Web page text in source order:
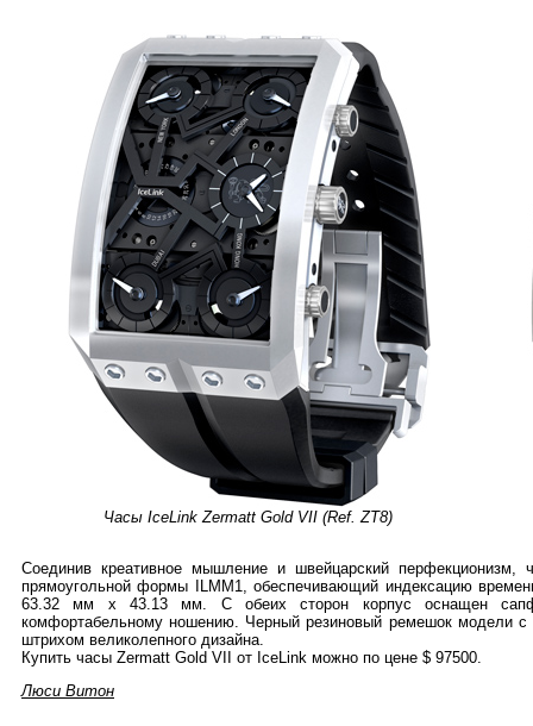
Часы IceLink Zermatt Gold VII (Ref. ZT8)
Соединив креативное мышление и швейцарский
прямоугольной формы ILMM1, обеспечивающий индексацию
63.32 мм x 43.13 мм. С обеих сторон корпус оснащен
комфортабельному ношению. Черный резиновый ремешок модели
штрихом великолепного дизайна.
Купить часы Zermatt Gold VII от IceLink можно по цене $ 97500.
Люси Витон